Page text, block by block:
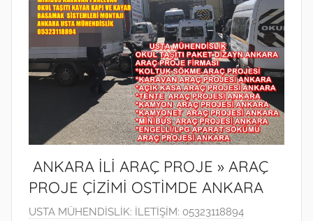
ANKARA İLİ ARAÇ PROJE » ARAÇ
PROJE ÇİZİMİ OSTİMDE ANKARA
9
USTA MÜHENDİSLİK: İLETİŞİM: 05323118894